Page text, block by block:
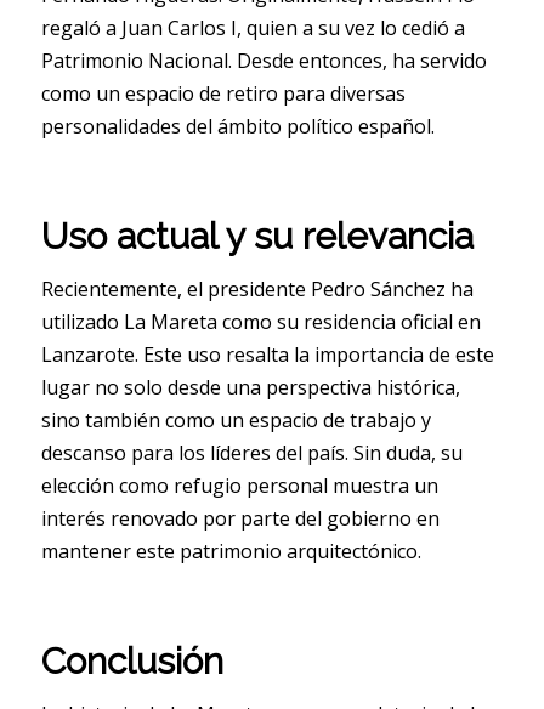
regaló a Juan Carlos I, quien a su vez lo cedió a
Patrimonio Nacional. Desde entonces, ha servido
como un espacio de retiro para diversas
personalidades del ámbito político español.
Uso actual y su relevancia
Recientemente, el presidente Pedro Sánchez ha
utilizado La Mareta como su residencia oficial en
Lanzarote. Este uso resalta la importancia de este
lugar no solo desde una perspectiva histórica,
sino también como un espacio de trabajo y
descanso para los líderes del país. Sin duda, su
elección como refugio personal muestra un
interés renovado por parte del gobierno en
mantener este patrimonio arquitectónico.
Conclusión